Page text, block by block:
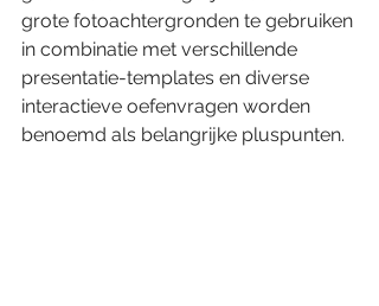
grote fotoachtergronden te gebruiken
in combinatie met verschillende
presentatie-templates en diverse
interactieve oefenvragen worden
benoemd als belangrijke pluspunten.